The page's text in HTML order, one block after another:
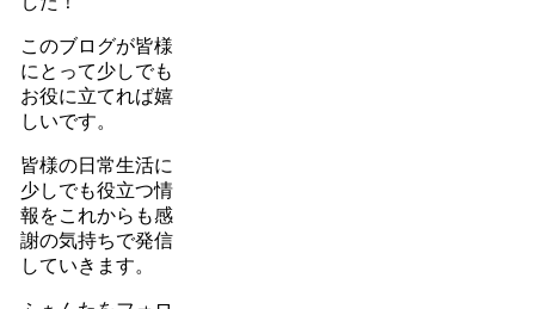
このブログが皆様
にとって少しでも
お役に立てれば嬉
しいです。
皆様の日常生活に
少しでも役立つ情
報をこれからも感
謝の気持ちで発信
していきます。